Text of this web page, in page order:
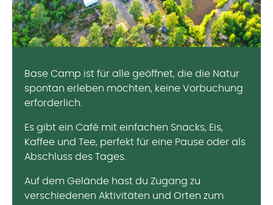
Base Camp ist für alle geöffnet, die die Natur
spontan erleben möchten, keine Vorbuchung
erforderlich.
Es gibt ein Café mit einfachen Snacks, Eis,
Kaffee und Tee, perfekt für eine Pause oder als
Abschluss des Tages.
Auf dem Gelände hast du Zugang zu
verschiedenen Aktivitäten und Orten zum